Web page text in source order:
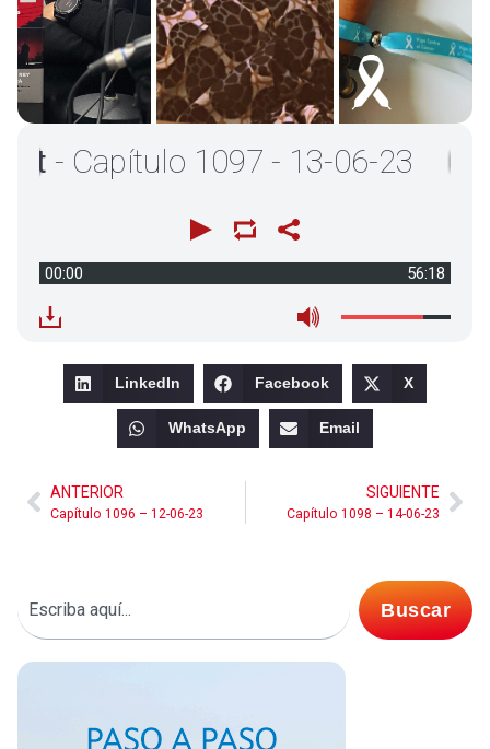
1097 - 13-06-23
00:00 56:18
LinkedIn Facebook X
WhatsApp Email
ANTERIOR
Capítulo 1096 – 12-06-23
SIGUIENTE
Capítulo 1098 – 14-06-23
Buscar